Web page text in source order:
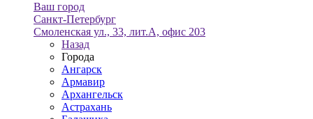
Ваш город
Санкт-Петербург
Смоленская ул., 33, лит.А, офис 203
Назад
Города
Ангарск
Армавир
Архангельск
Астрахань